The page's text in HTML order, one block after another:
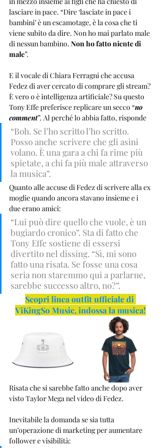
lasciare in pace. “Dire ‘lasciate in pace i
bambini’ è un escamotage, è la cosa che ti
viene subito da dire. Non ho mai parlato male
di nessun bambino. Non ho fatto niente di
male”.
E il vocale di Chiara Ferragni che accusa
Fedez di aver cercato di comprare gli stream?
È vero o è intelligenza artificiale? Su questo
Tony Effe preferisce replicare un secco “no
comment”. Al perché lo abbia fatto, risponde
“Boh. Se l’ho scritto l’ho scritto.
Posso anche scrivere che gli asini
volano. È una gara a chi fa rime più
spietate, a chi fa più male attraverso
la musica”.
Quanto alle accuse di Fedez di scrivere alla ex
moglie quando ancora stavano insieme e i
due erano amici:
“Lui può dire quello che vuole, è un
bugiardo cronico”. Sta di fatto che
Tony Effe sostiene di essersi
divertito nel dissing. “Sì, mi sono
fatto una risata. Se fosse una cosa
seria non staremmo qui a parlarne,
sarebbe successo altro, no?”.
Scopri linea outfit ufficiale di
ViKingSo Music, indossa la musica!
Risata che si sarebbe fatto anche dopo aver
visto Taylor Mega nel video di Fedez.
Inevitabile la domanda se sia tutta
un’operazione di marketing per aumentare
follower e visibilità: